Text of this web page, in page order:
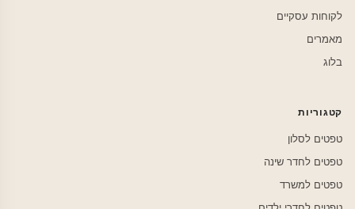
לקוחות עסקיים
מאמרים
בלוג
קטגוריות
טפטים לסלון
טפטים לחדר שינה
טפטים למשרד